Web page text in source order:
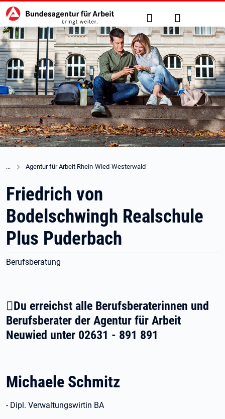
zu den Hauptinhalten springen
Hauptnavigation Suche Anmelden
Agentur für Arbeit Rhein-Wied-Westerwald
Friedrich von
Bodelschwingh Realschule
Plus Puderbach
Berufsberatung
Du erreichst alle Berufsberaterinnen und
Berufsberater der Agentur für Arbeit
Neuwied unter 02631 - 891 891
Michaele Schmitz
- Dipl. Verwaltungswirtin BA